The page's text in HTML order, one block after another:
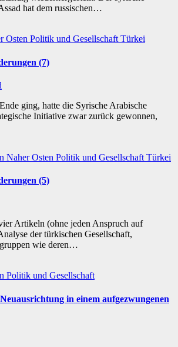
hat dem russischen…
Osten Politik und GesellschaftTürkei
(7)
ging, hatte die Syrische Arabische
Initiative zwar zurück gewonnen,
Naher Osten Politik und Gesellschaft Türkei
(5)
Artikeln (ohne jeden Anspruch auf
der türkischen Gesellschaft,
wie deren…
Politik und Gesellschaft
in einem aufgezwungenen